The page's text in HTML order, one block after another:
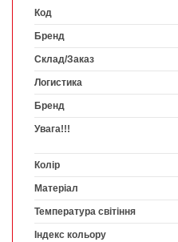
Код
Бренд
Склад/Заказ
Логистика
Бренд
Увага!!!
Колір
Матеріал
Температура світіння
Індекс кольору